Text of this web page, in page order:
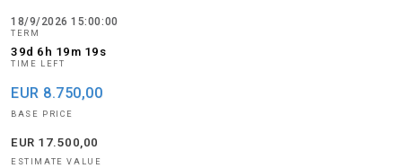
18/9/2026 15:00:00
TERM
39d 6h 19m 19s
TIME LEFT
EUR 8.750,00
BASE PRICE
EUR 17.500,00
ESTIMATE VALUE